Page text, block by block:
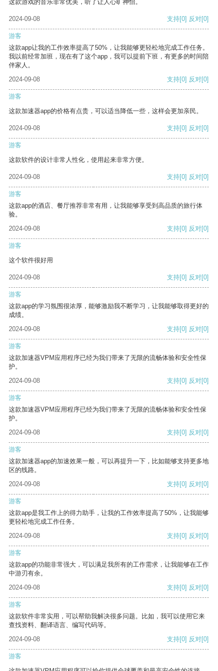
这款游戏的音乐非常优美，听了让人心旷神怡。
2024-09-08 支持[0] 反对[0]
游客
这款app让我的工作效率提高了50%，让我能够更轻松地完成工作任务。
我以前经常加班，现在有了这个app，我可以提前下班，有更多的时间陪
伴家人。
2024-09-08
支持[0] 反对[0]
游客
这款加速器app的价格有点贵，可以适当降低一些，这样会更加亲民。
2024-09-08 支持[0] 反对[0]
游客
这款软件的设计非常人性化，使用起来非常方便。
2024-09-08 支持[0] 反对[0]
游客
这款app的酒店、餐厅推荐非常有用，让我能够享受到高品质的旅行体
验。
2024-09-08
支持[0] 反对[0]
游客
这个软件很好用
2024-09-08 支持[0] 反对[0]
游客
这款app的学习氛围很浓厚，能够激励我不断学习，让我能够取得更好的
成绩。
2024-09-08
支持[0] 反对[0]
游客
这款加速器VPM应用程序已经为我们带来了无限的流畅体验和安全性保
护。
2024-09-08
支持[0] 反对[0]
游客
这款加速器VPM应用程序已经为我们带来了无限的流畅体验和安全性保
护。
2024-09-08
支持[0] 反对[0]
游客
这款加速器app的加速效果一般，可以再提升一下，比如能够支持更多地
区的线路。
2024-09-08
支持[0] 反对[0]
游客
这款app是我工作上的得力助手，让我的工作效率提高了50%，让我能够
更轻松地完成工作任务。
2024-09-08
支持[0] 反对[0]
游客
这款app的功能非常强大，可以满足我所有的工作需求，让我能够在工作
中游刃有余。
2024-09-08
支持[0] 反对[0]
游客
这款软件非常实用，可以帮助我解决很多问题。比如，我可以使用它来
查找资料、翻译语言、编写代码等。
2024-09-08
支持[0] 反对[0]
游客